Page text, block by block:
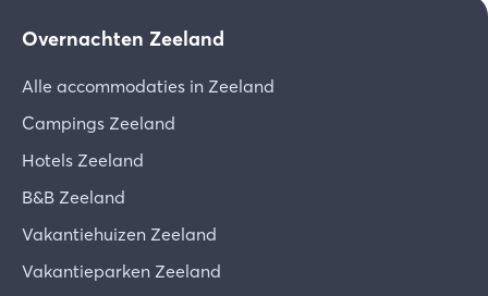
Overnachten Zeeland
Alle accommodaties in Zeeland
Campings Zeeland
Hotels Zeeland
B&B Zeeland
Vakantiehuizen Zeeland
Vakantieparken Zeeland